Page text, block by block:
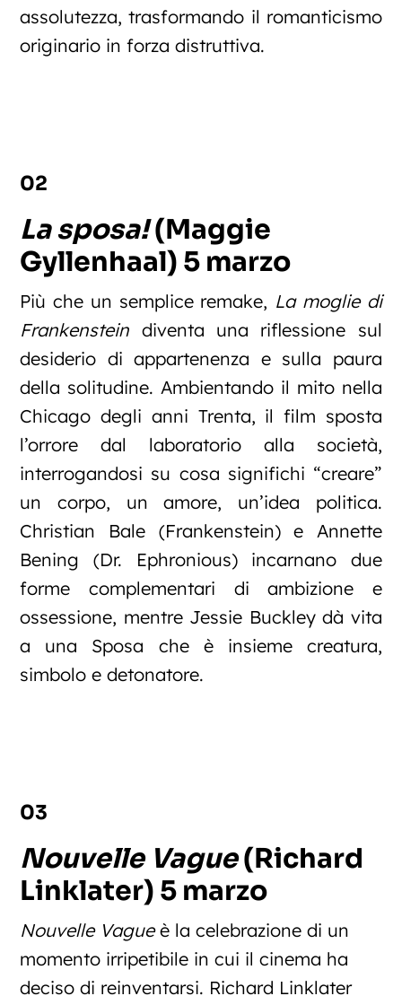
assolutezza, trasformando il romanticismo
originario in forza distruttiva.
02
La sposa!(Maggie
Gyllenhaal) 5 marzo
Più che un semplice remake, La moglie di
Frankenstein diventa una riflessione sul
desiderio di appartenenza e sulla paura
della solitudine. Ambientando il mito nella
Chicago degli anni Trenta, il film sposta
l’orrore dal laboratorio alla società,
interrogandosi su cosa significhi “creare”
un corpo, un amore, un’idea politica.
Christian Bale (Frankenstein) e Annette
Bening (Dr. Ephronious) incarnano due
forme complementari di ambizione e
ossessione, mentre Jessie Buckley dà vita
a una Sposa che è insieme creatura,
simbolo e detonatore.
03
Nouvelle Vague(Richard
Linklater) 5 marzo
Nouvelle Vagueè la celebrazione di un
momento irripetibile in cui il cinema ha
deciso di reinventarsi. Richard Linklater